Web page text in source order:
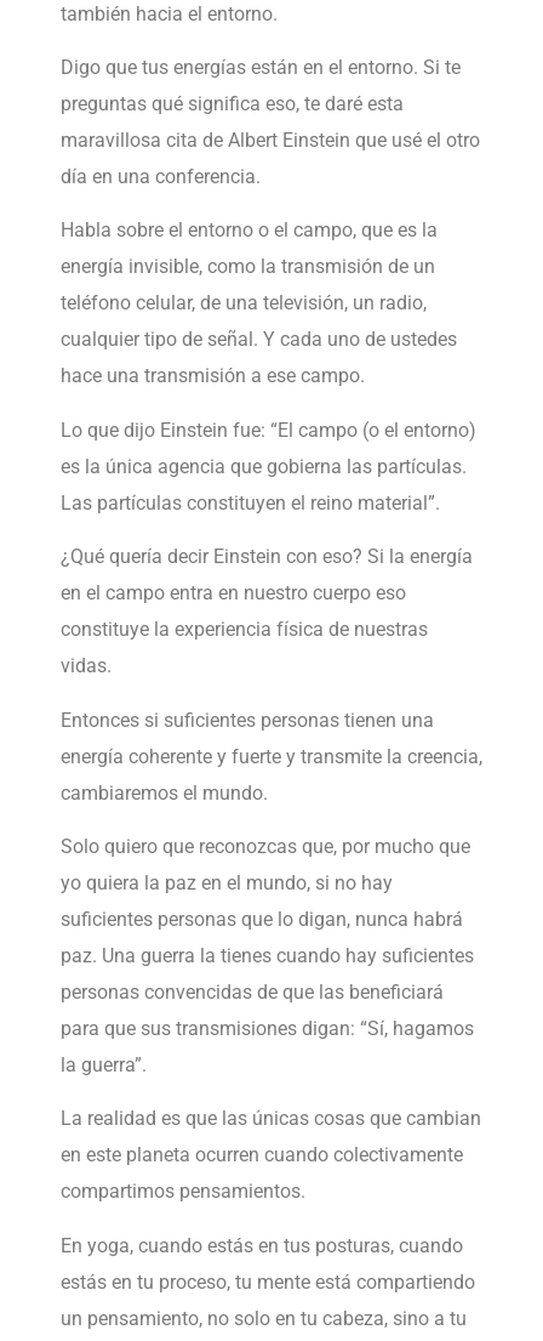
también hacia el entorno.
Digo que tus energías están en el entorno. Si te
preguntas qué significa eso, te daré esta
maravillosa cita de Albert Einstein que usé el otro
día en una conferencia.
Habla sobre el entorno o el campo, que es la
energía invisible, como la transmisión de un
teléfono celular, de una televisión, un radio,
cualquier tipo de señal. Y cada uno de ustedes
hace una transmisión a ese campo.
Lo que dijo Einstein fue: “El campo (o el entorno)
es la única agencia que gobierna las partículas.
Las partículas constituyen el reino material”.
¿Qué quería decir Einstein con eso? Si la energía
en el campo entra en nuestro cuerpo eso
constituye la experiencia física de nuestras
vidas.
Entonces si suficientes personas tienen una
energía coherente y fuerte y transmite la creencia,
cambiaremos el mundo.
Solo quiero que reconozcas que, por mucho que
yo quiera la paz en el mundo, si no hay
suficientes personas que lo digan, nunca habrá
paz. Una guerra la tienes cuando hay suficientes
personas convencidas de que las beneficiará
para que sus transmisiones digan: “Sí, hagamos
la guerra”.
La realidad es que las únicas cosas que cambian
en este planeta ocurren cuando colectivamente
compartimos pensamientos.
En yoga, cuando estás en tus posturas, cuando
estás en tu proceso, tu mente está compartiendo
un pensamiento, no solo en tu cabeza, sino a tu